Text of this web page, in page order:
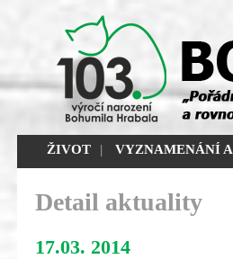
ŽIVOT | VYZNAMENÁNÍ
Detail aktuality
17.03. 2014